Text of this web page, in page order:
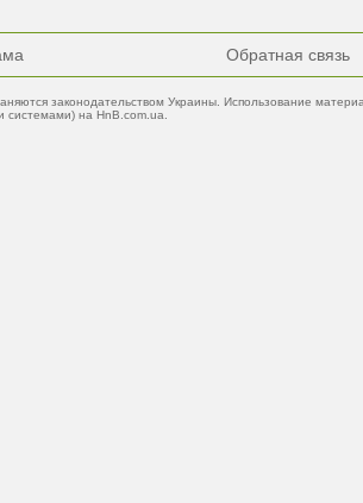
Обратная связь
законодательством Украины. Использование
системами) на HnB.com.ua.